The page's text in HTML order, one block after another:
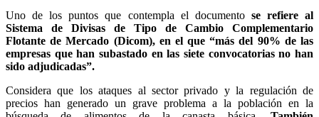
Uno de los puntos que contempla el documento se refiere al
Sistema de Divisas de Tipo de Cambio Complementario
Flotante de Mercado (Dicom), en el que “más del 90% de las
empresas que han subastado en las siete convocatorias no han
sido adjudicadas”.
Considera que los ataques al sector privado y la regulación de
precios han generado un grave problema a la población en la